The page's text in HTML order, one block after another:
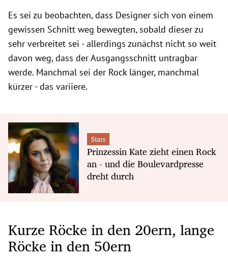
Es sei zu beobachten, dass Designer sich von einem
gewissen Schnitt weg bewegten, sobald dieser zu
sehr verbreitet sei - allerdings zunächst nicht so weit
davon weg, dass der Ausgangsschnitt untragbar
werde. Manchmal sei der Rock länger, manchmal
kürzer - das variiere.
Stars
Prinzessin Kate zieht einen Rock
an - und die Boulevardpresse
dreht durch
Kurze Röcke in den 20ern, lange
Röcke in den 50ern